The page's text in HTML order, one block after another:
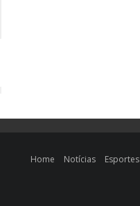
Home Notícias Esportes